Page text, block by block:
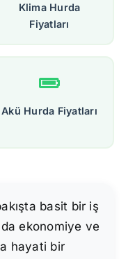
Klima Hurda
Fiyatları
Akü Hurda Fiyatları
basit bir iş
ekonomiye ve
hayati bir